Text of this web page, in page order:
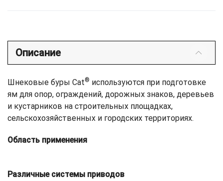
Описание
Шнековые буры Cat® используются при подготовке
ям для опор, ограждений, дорожных знаков, деревьев
и кустарников на строительных площадках,
сельскохозяйственных и городских территориях.
Область применения
Различные системы приводов